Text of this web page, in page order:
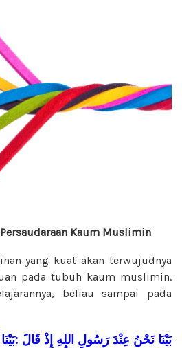
Kaum Muslimin
yang kuat akan terwujudnya
pada tubuh kaum muslimin.
beliau sampai pada
بَيْنَا نَحْنُ عِنْدَ رَسُولِ اللهِ إِذْ قَالَ :